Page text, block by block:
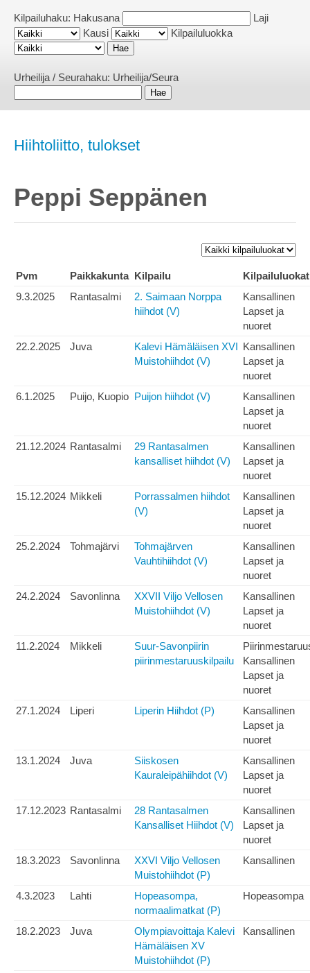
Kilpailuhaku: Hakusana
Laji
Kausi
Kilpailuluokka
Urheilija / Seurahaku: Urheilija/Seura
Hiihtoliitto, tulokset
Peppi Seppänen
Pvm Paikkakunta Kilpailu
Kilpailuluokat
9.3.2025
Rantasalmi
2. Saimaan Norppa
hiihdot (V)
Kansallinen
Lapset ja
nuoret
22.2.2025
Juva
Kalevi Hämäläisen XVI
Muistohiihdot (V)
Kansallinen
Lapset ja
nuoret
6.1.2025
Puijo, Kuopio Puijon hiihdot (V)
Kansallinen
Lapset ja
nuoret
21.12.2024 Rantasalmi
29 Rantasalmen
kansalliset hiihdot (V)
Kansallinen
Lapset ja
nuoret
15.12.2024 Mikkeli
Porrassalmen hiihdot
(V)
Kansallinen
Lapset ja
nuoret
25.2.2024
Tohmajärvi
Tohmajärven
Vauhtihiihdot (V)
Kansallinen
Lapset ja
nuoret
24.2.2024
Savonlinna
XXVII Viljo Vellosen
Muistohiihdot (V)
Kansallinen
Lapset ja
nuoret
11.2.2024
Mikkeli
Suur-Savonpiirin
piirinmestaruuskilpailu
Kansallinen
Lapset ja
nuoret
27.1.2024
Liperi Liperin Hiihdot (P)
Kansallinen
Lapset ja
nuoret
13.1.2024
Juva
Siiskosen
Kauraleipähiihdot (V)
Kansallinen
Lapset ja
nuoret
17.12.2023 Rantasalmi
28 Rantasalmen
Kansalliset Hiihdot (V)
Kansallinen
Lapset ja
nuoret
18.3.2023
Savonlinna
XXVI Viljo Vellosen
Muistohiihdot (P)
Kansallinen
4.3.2023 Lahti
Hopeasompa,
normaalimatkat (P)
Hopeasompa
18.2.2023 Juva
Olympiavoittaja Kalevi
Hämäläisen XV
Muistohiihdot (P)
Kansallinen